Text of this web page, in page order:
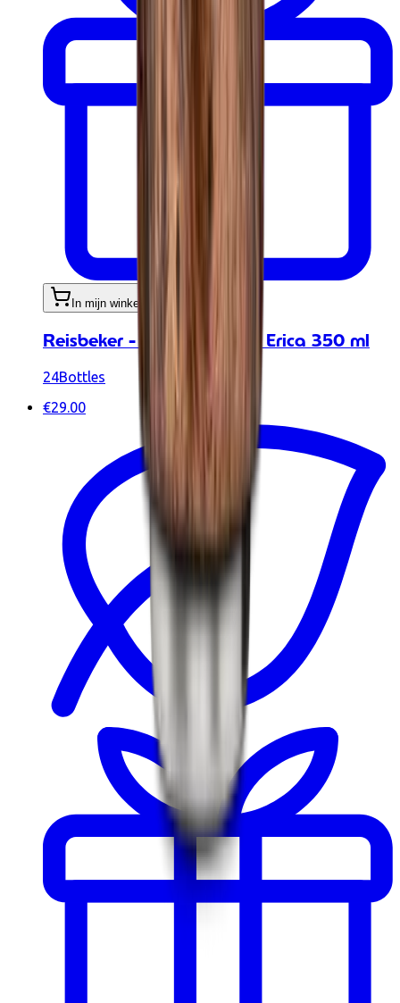
In mijn winkelwagen
Reisbeker - Travel Tumbler Erica 350 ml
24Bottles
€29.00